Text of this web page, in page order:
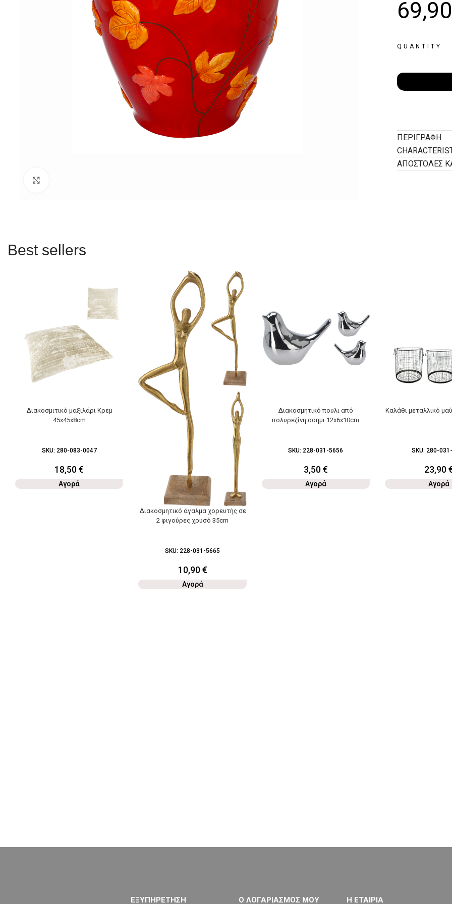
69,90
QUANTITY
ΠΕΡΙΓΡΑΦΉ
ΑΠΟΣΤΟΛΕΣ
Best sellers
Διακοσμιτικό μαξιλάρι Κρεμ
45x45x8cm
SKU: 280-083-0047
18,50€
Αγορά
Διακοσμητικό άγαλμα χορευτής σε
2 φιγούρες χρυσό 35cm
SKU: 228-031-5665
10,90€
Αγορά
Διακοσμητικό πουλι από
πολυρεζίνη ασημι 12x6x10cm
SKU: 228-031-5656
3,50€
Αγορά
Καλάθι μεταλλικό
SKU: 280-
23,90
Αγορά
ΕΞΥΠΗΡΕΤΗΣΗ Ο ΛΟΓΑΡΙΑΣΜΟΣ ΜΟΥ Η ΕΤΑΙΡΙΑ